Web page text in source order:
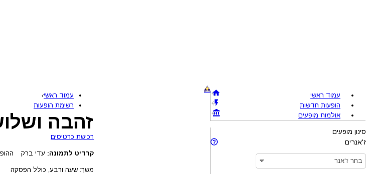
עמוד ראשי›
רשימת הופעות
זהבה
רכישת כרטיסים
קרדיט לתמונה: עדי ברק
משך: שעה ורבע, כולל הפסקה
עמוד ראשי
הופעות חדשות
אולמות מופעים
סינון מופעים
ז'אנרים